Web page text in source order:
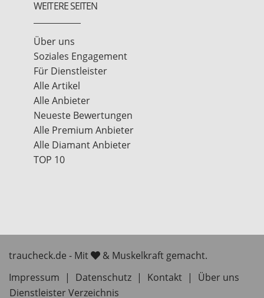
WEITERE SEITEN
Über uns
Soziales Engagement
Für Dienstleister
Alle Artikel
Alle Anbieter
Neueste Bewertungen
Alle Premium Anbieter
Alle Diamant Anbieter
TOP 10
traucheck.de - Mit
& Muskelkraft gemacht.
Impressum
| Datenschutz | Kontakt |
Über uns
Dienstleister Verzeichnis